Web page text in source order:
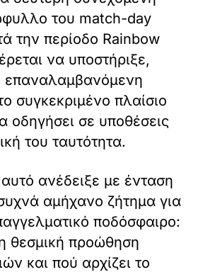
του match-day
την περίοδο Rainbow
να υποστήριξε,
επαναλαμβανόμενη
συγκεκριμένο πλαίσιο
οδηγήσει σε υποθέσεις
του ταυτότητα.
αυτό ανέδειξε με ένταση
αμήχανο ζήτημα για
ποδόσφαιρο:
θεσμική προώθηση
και πού αρχίζει το